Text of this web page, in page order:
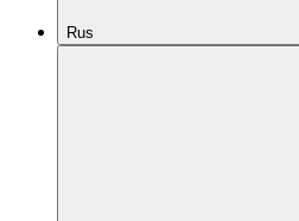
Rus